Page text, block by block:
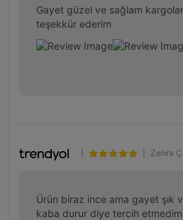
Gayet güzel ve sağlam
teşekkür ederim
Zehra Ç.
Ürün biraz ince ama gayet şık
kaba durur diye tercih etmedim